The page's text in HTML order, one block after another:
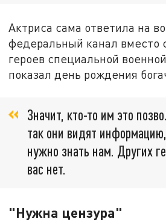
Актриса сама ответила на
федеральный канал вместо
героев специальной
показал день рождения
Значит, кто-то им это
так они видят
нужно знать нам. Других
вас нет.
"Нужна цензура"